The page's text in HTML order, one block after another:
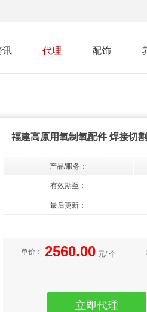
讯 代理 配饰
福建高原用氧制氧配件 焊接切
产品/服务：
有效期至：
最后更新：
单价： 2560.00 元/ 个
立即代理